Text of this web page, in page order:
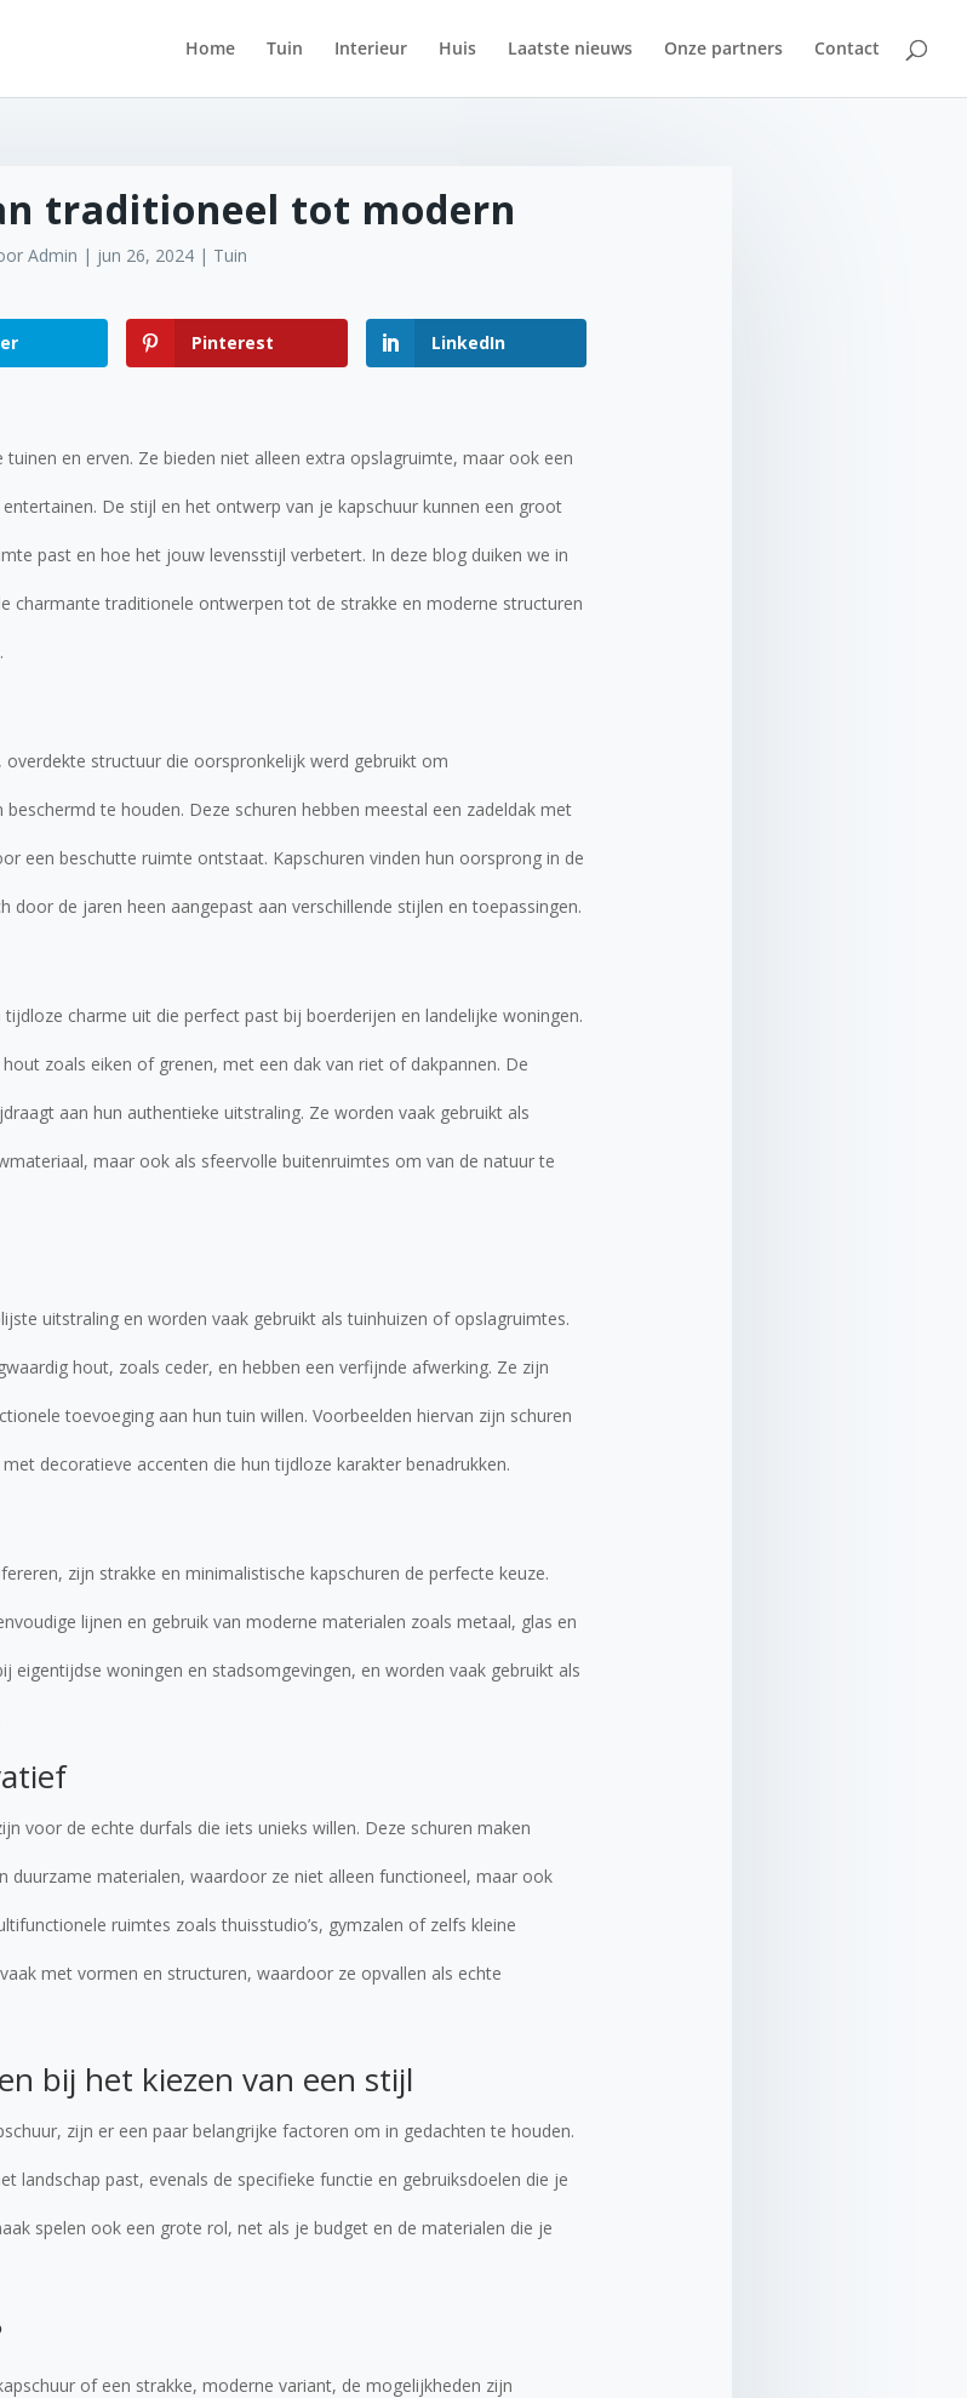
Home Tuin Interieur Huis Laatste nieuws Onze partners Contact
traditioneel tot modern
Admin | jun 26, 2024 | Tuin
Pinterest LinkedIn
tuinen en erven. Ze bieden niet alleen extra opslagruimte, maar ook een
De stijl en het ontwerp van je kapschuur kunnen een groot
past en hoe het jouw levensstijl verbetert. In deze blog duiken we in
charmante traditionele ontwerpen tot de strakke en moderne structuren
overdekte structuur die oorspronkelijk werd gebruikt om
te houden. Deze schuren hebben meestal een zadeldak met
een beschutte ruimte ontstaat. Kapschuren vinden hun oorsprong in de
door de jaren heen aangepast aan verschillende stijlen en toepassingen.
charme uit die perfect past bij boerderijen en landelijke woningen.
zoals eiken of grenen, met een dak van riet of dakpannen. De
aan hun authentieke uitstraling. Ze worden vaak gebruikt als
maar ook als sfeervolle buitenruimtes om van de natuur te
uitstraling en worden vaak gebruikt als tuinhuizen of opslagruimtes.
hout, zoals ceder, en hebben een verfijnde afwerking. Ze zijn
toevoeging aan hun tuin willen. Voorbeelden hiervan zijn schuren
decoratieve accenten die hun tijdloze karakter benadrukken.
zijn strakke en minimalistische kapschuren de perfecte keuze.
lijnen en gebruik van moderne materialen zoals metaal, glas en
eigentijdse woningen en stadsomgevingen, en worden vaak gebruikt als
voor de echte durfals die iets unieks willen. Deze schuren maken
duurzame materialen, waardoor ze niet alleen functioneel, maar ook
ruimtes zoals thuisstudio’s, gymzalen of zelfs kleine
met vormen en structuren, waardoor ze opvallen als echte
bij het kiezen van een stijl
zijn er een paar belangrijke factoren om in gedachten te houden.
landschap past, evenals de specifieke functie en gebruiksdoelen die je
spelen ook een grote rol, net als je budget en de materialen die je
of een strakke, moderne variant, de mogelijkheden zijn